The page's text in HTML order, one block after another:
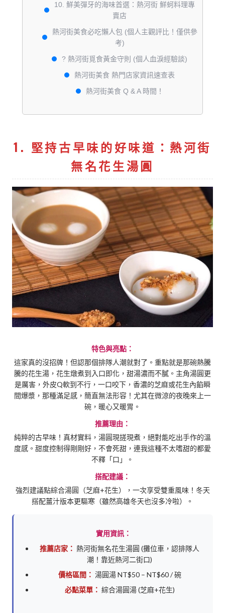
10. 鮮美彈牙的海味首選：熱河街 鮮蚵料理專
賣店
熱河街美食必吃懶人包 (個人主觀評比！僅供參
考)
? 熱河街覓食黃金守則 (個人血淚經驗談)
熱河街美食 熱門店家資訊速查表
熱河街美食 Q & A 時間！
1. 堅持古早味的好味道：熱河街
無名花生湯圓
特色與亮點：
這家真的沒招牌！但認那個排隊人潮就對了。重點就是那碗熱騰
騰的花生湯，花生燉煮到入口即化，甜湯濃而不膩。主角湯圓更
是厲害，外皮Q軟到不行，一口咬下，香濃的芝麻或花生內餡瞬
間爆漿，那種滿足感，簡直無法形容！尤其在微涼的夜晚來上一
碗，暖心又暖胃。
推薦理由：
純粹的古早味！真材實料，湯圓現搓現煮，絕對能吃出手作的溫
度感。甜度控制得剛剛好，不會死甜，連我這種不太嗜甜的都愛
不釋「口」。
搭配建議：
強烈建議點綜合湯圓（芝麻+花生），一次享受雙重風味！冬天
搭配薑汁版本更驅寒（雖然高雄冬天也沒多冷啦）。
實用資訊：
推薦店家： 熱河街無名花生湯圓 (攤位車，認排隊人
潮！靠近熱河二街口)
價格區間： 湯圓湯 NT$50 – NT$60 / 碗
必點菜單： 綜合湯圓湯 (芝麻+花生)